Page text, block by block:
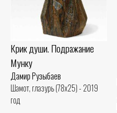
Крик души. Подражание
Мунку
Дамир Рузыбаев
Шамот, глазурь (78x25) - 2019
год